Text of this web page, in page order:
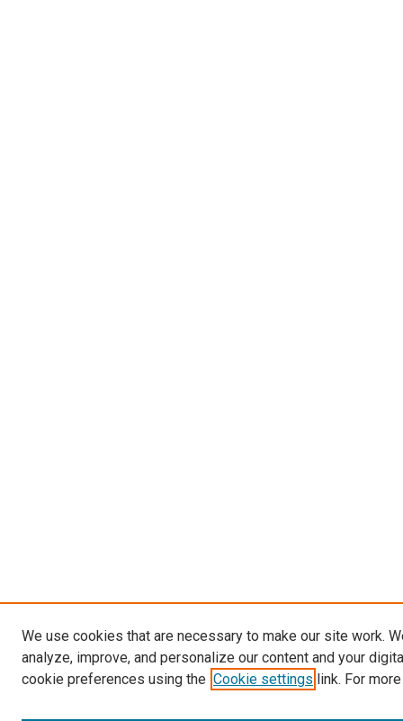
We use cookies that are necessary to make our site work.
analyze, improve, and personalize our content and your
cookie preferences using the Cookie settings link. For